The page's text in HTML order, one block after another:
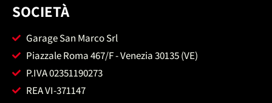
SOCIETÀ
Garage San Marco Srl
Piazzale Roma 467/F - Venezia 30135 (VE)
P.IVA 02351190273
REA VI-371147